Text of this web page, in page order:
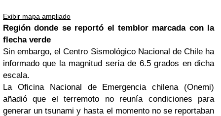
Exibir mapa ampliado
Región donde se reportó el temblor marcada con la
flecha verde
Sin embargo, el Centro Sismológico Nacional de Chile ha
informado que la magnitud sería de 6.5 grados en dicha
escala.
La Oficina Nacional de Emergencia chilena (Onemi)
añadió que el terremoto no reunía condiciones para
generar un tsunami y hasta el momento no se reportaban